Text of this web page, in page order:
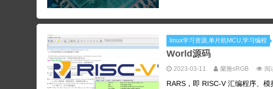
linux学习资源,单片机MCU,学习编程
World源码
2023-03-11 蘭雅sRGB 阅
RARS，即 RISC-V 汇编程序、